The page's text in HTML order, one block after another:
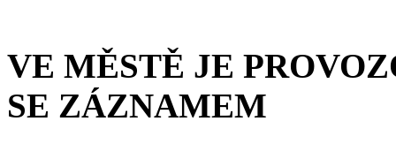
VE MĚSTĚ JE
SE ZÁZNAMEM